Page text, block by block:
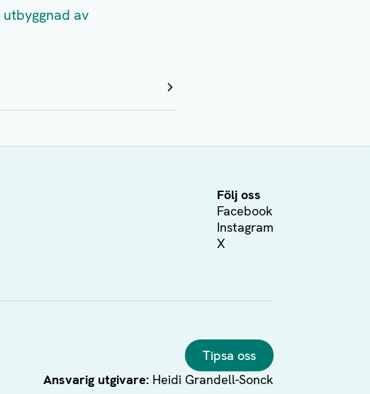
utbyggnad av
Följ oss
Facebook
Instagram
X
Tipsa oss
Ansvarig utgivare: Heidi Grandell-Sonck